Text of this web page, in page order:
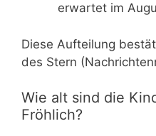
erwartet im
Diese Aufteilung
des Stern
Wie alt sind die
Fröhlich?